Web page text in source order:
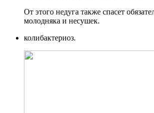
От этого недуга также спасет
молодняка и несушек.
колибактериоз.